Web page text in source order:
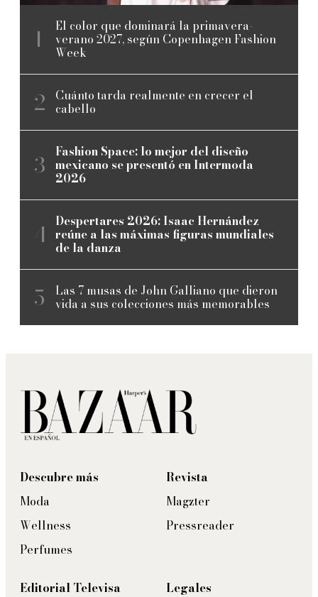
El color que dominará la primavera-
verano 2027, según Copenhagen Fashion
Week
Cuánto tarda realmente en crecer el
cabello
Fashion Space: lo mejor del diseño
mexicano se presentó en Intermoda
2026
Despertares 2026: Isaac Hernández
reúne a las máximas figuras mundiales
de la danza
Las 7 musas de John Galliano que dieron
vida a sus colecciones más memorables
Descubre más
Moda
Wellness
Perfumes
Revista
Magzter
Pressreader
Editorial Televisa
Legales